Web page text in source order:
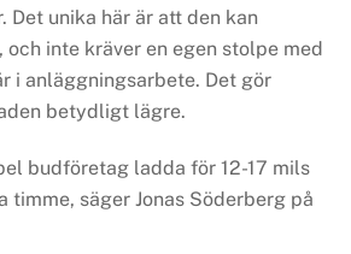
unika här är att den kan
och inte kräver en egen stolpe med
i anläggningsarbete. Det gör
betydligt lägre.
budföretag ladda för 12-17 mils
timme, säger Jonas Söderberg på